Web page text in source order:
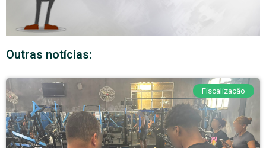
Outras notícias:
Fiscalização